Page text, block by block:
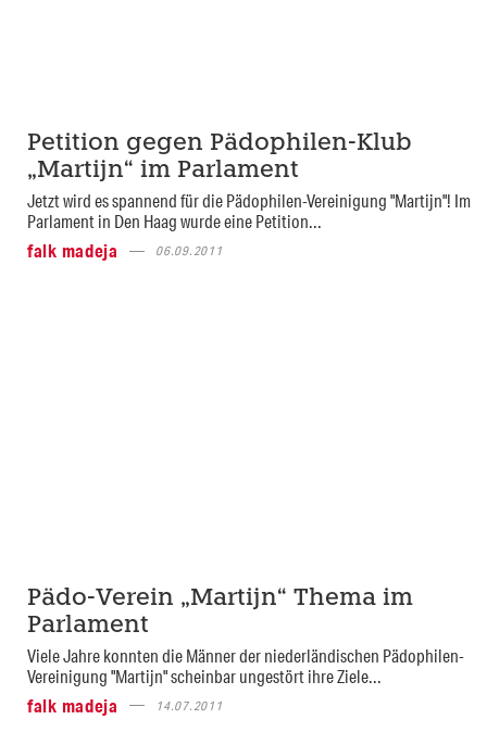
Petition gegen Pädophilen-Klub
„Martijn“ im Parlament
Jetzt wird es spannend für die Pädophilen-Vereinigung "Martijn"! Im
Parlament in Den Haag wurde eine Petition...
falk madeja
06.09.2011
Pädo-Verein „Martijn“ Thema im
Parlament
Viele Jahre konnten die Männer der niederländischen Pädophilen-
Vereinigung "Martijn" scheinbar ungestört ihre Ziele...
falk madeja
14.07.2011